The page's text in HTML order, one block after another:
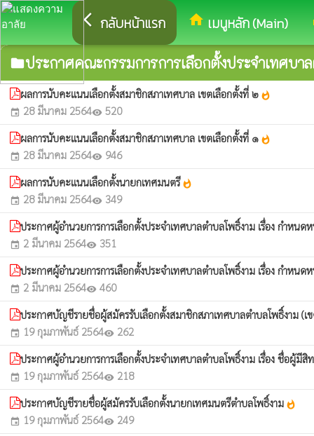
arrow_back_ios กลับหน้าแรก home เมนูหลัก (Main)
folderประกาศคณะกรรมการการเลือกตั้งประจำเทศบา
ผลการนับคะแนนเลือกตั้งสมาชิกสภาเทศบาล เขตเลือกตั้งที่ ๒ whatshot
event 28 มีนาคม 2564visibility 520
ผลการนับคะแนนเลือกตั้งสมาชิกสภาเทศบาล เขตเลือกตั้งที่ ๑ whatshot
event 28 มีนาคม 2564visibility 946
ผลการนับคะแนนเลือกตั้งนายกเทศมนตรีwhatshot
event 28 มีนาคม 2564visibility 349
ประกาศผู้อำนวยการการเลือกตั้งประจำเทศบาลตำบลโพธิ์งาม เรื่อง กำห
event 2 มีนาคม 2564visibility 351
ประกาศผู้อำนวยการการเลือกตั้งประจำเทศบาลตำบลโพธิ์งาม เรื่อง กำห
event 2 มีนาคม 2564visibility 460
ประกาศบัญชีรายชื่อผู้สมัครรับเลือกตั้งสมาชิกสภาเทศบาลตำบลโพธิ์งาม (
event 19 กุมภาพันธ์ 2564visibility 262
ประกาศผู้อำนวยการการเลือกตั้งประจำเทศบาลตำบลโพธิ์งาม เรื่อง ชื่อผู้
event 19 กุมภาพันธ์ 2564visibility 218
ประกาศบัญชีรายชื่อผู้สมัครรับเลือกตั้งนายกเทศมนตรีตำบลโพธิ์งาม whatshot
event 19 กุมภาพันธ์ 2564visibility 249